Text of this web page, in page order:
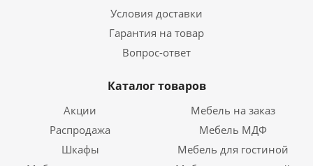
Условия доставки
Гарантия на товар
Вопрос-ответ
Каталог товаров
Акции
Мебель на заказ
Распродажа
Мебель МДФ
Шкафы
Мебель для гостиной